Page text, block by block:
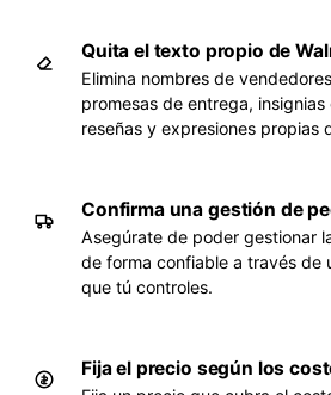
Quita el texto propio de
Elimina nombres de
promesas de entrega,
reseñas y expresiones propias
Confirma una gestión de
Asegúrate de poder gestionar
de forma confiable a través de
que tú controles.
Fija el precio según los